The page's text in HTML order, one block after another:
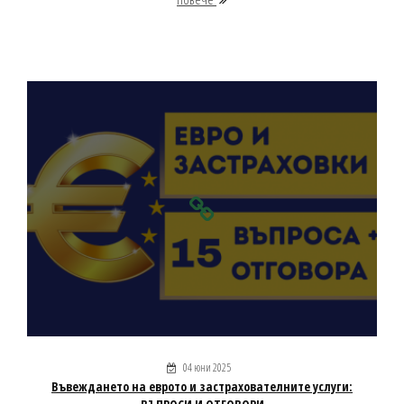
04 юни 2025
Въвеждането на еврото и застрахователните услуги: